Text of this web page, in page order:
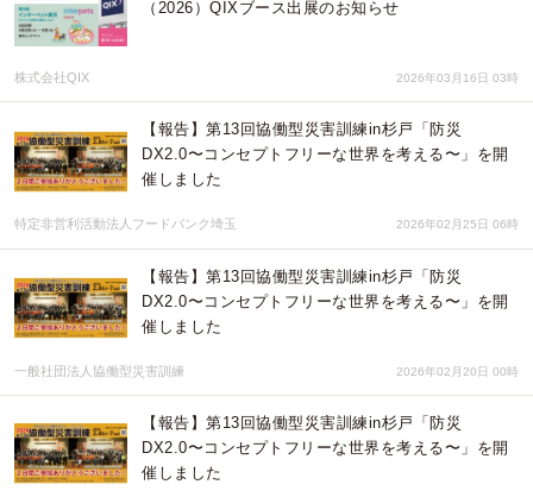
（2026）QIXブース出展のお知らせ
株式会社QIX 2026年03月16日 03時
【報告】第13回協働型災害訓練in杉戸「防災
DX2.0〜コンセプトフリーな世界を考える〜」を開
催しました
特定非営利活動法人フードバンク埼玉 2026年02月25日 06時
【報告】第13回協働型災害訓練in杉戸「防災
DX2.0〜コンセプトフリーな世界を考える〜」を開
催しました
一般社団法人協働型災害訓練 2026年02月20日 00時
【報告】第13回協働型災害訓練in杉戸「防災
DX2.0〜コンセプトフリーな世界を考える〜」を開
催しました